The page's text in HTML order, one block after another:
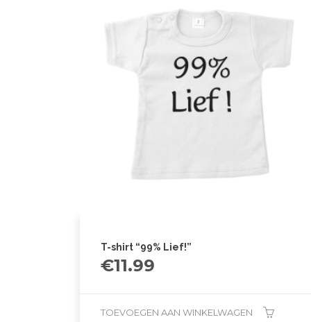
T-shirt “99% Lief!”
€11.99
TOEVOEGEN AAN WINKELWAGEN